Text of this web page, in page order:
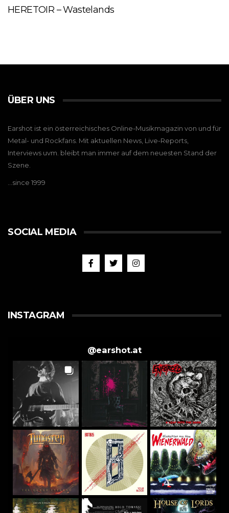
HERETOIR – Wastelands
ÜBER UNS
Earshot ist ein österreichisches Online-Musikmagazin von und für
Metal- und Rockfans. Mit aktuellen News, Live-Reports,
Interviews uvm. bleibt man immer auf dem neuesten Stand der
Szene.
…since 1999
SOCIAL MEDIA
INSTAGRAM
@earshot.at